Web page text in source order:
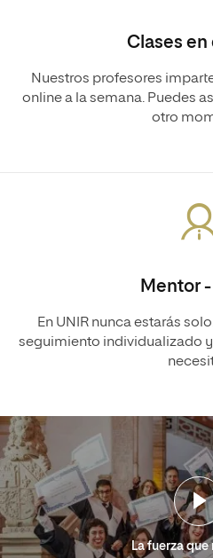
Clases
Nuestros profesores
online a la semana. Puedes
otro
Mentor -
En UNIR nunca estarás
seguimiento individualizado
La fuerza que